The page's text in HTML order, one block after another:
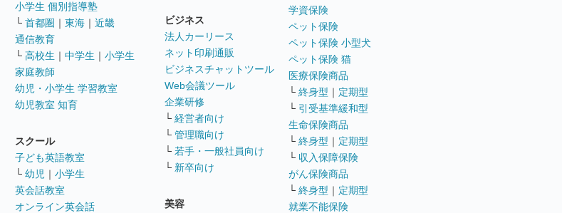
小学生 個別指導塾
└ 首都圏 ｜ 東海 ｜ 近畿
通信教育
└ 高校生 ｜ 中学生 ｜ 小学生
家庭教師
幼児・小学生 学習教室
幼児教室 知育
スクール
子ども英語教室
└ 幼児 ｜ 小学生
英会話教室
オンライン英会話
ビジネス
法人カーリース
ネット印刷通販
ビジネスチャットツール
Web会議ツール
企業研修
└ 経営者向け
└ 管理職向け
└ 若手・一般社員向け
└ 新卒向け
美容
学資保険
ペット保険
ペット保険 小型犬
ペット保険 猫
医療保険商品
└ 終身型 ｜ 定期型
└ 引受基準緩和型
生命保険商品
└ 終身型 ｜ 定期型
└ 収入保障保険
がん保険商品
└ 終身型 ｜ 定期型
就業不能保険